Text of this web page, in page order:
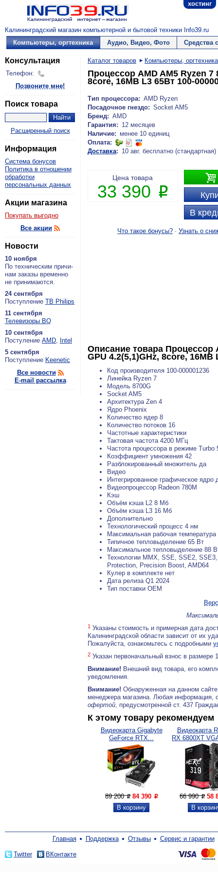
хостинг
Калининградский магазин компьютерной и бытовой техники Info39.ru
Компьютеры, оргтехника
Аудио, Видео, Фото Средства
Консультация
Телефон:
Позвоните мне!
Поиск товара
Расширенный поиск
Информация
Система бонусов
Политика в отношении
обработки
персональных данных
Акции магазина
Покупать выгодно
Все акции
Новости
10 ноября
По тех­ни­че­ским при­чи­
нам за­ка­зы вре­мен­но
не при­ни­ма­ют­ся.
24 сентября
По­ступ­ле­ние ТВ Philips
11 сентября
Теле­ви­зо­ры BQ
10 сентября
По­сту­ле­ние AMD, Intel
5 сентября
По­ступ­ле­ние Keenetic
Все новости
E-mail рассылка
Каталог товаров Компьютеры, оргтехника
Процессор AMD AM5 Ryzen 7
8core, 16MB L3 65Вт 100-
Тип процессора: AMD Ryzen
Посадочное гнездо: Socket AM5
Бренд: AMD
Гарантия: 12 месяцев
Наличие: менее 10 единиц
Оплата:
Доставка: 10 авг. бесплатно (стандартная)

В
Цена товара
33 390 P
Что такое бонусы? · Узнать о
Описание товара Процессор
GPU 4.2(5,1)GHz, 8core, 16MB
Код производителя 100-000001236
Линейка Ryzen 7
Модель 8700G
Socket AM5
Архитектура Zen 4
Ядро Phoenix
Количество ядер 8
Количество потоков 16
Частотные характеристики
Тактовая частота 4200 МГц
Частота процессора в режиме Turbo
Коэффициент умножения 42
Разблокированный множитель да
Видео
Интегрированное графическое ядро
Видеопроцессор Radeon 780M
Кэш
Объём кэша L2 8 Мб
Объём кэша L3 16 Мб
Дополнительно
Технологический процесс 4 нм
Максимальная рабочая температура
Типичное тепловыделение 65 Вт
Максимальное тепловыделение 88
Технологии MMX, SSE, SSE2,
Protection, Precision Boost, AMD64
Кулер в комплекте нет
Дата релиза Q1 2024
Тип поставки OEM
1 Указаны стоимость и примерная дата
Калининградской области зависит от их
Пожалуйста, ознакомьтесь с подробными
2 Указан первоначальный взнос в
Внимание! Внешний вид товара, его
уведомления.
Внимание! Обнаруженная на данном
менеджера магазина. Любая информация,
офертой, предусмотренной ст. 437
К этому товару рекомендуем
Видеокарта Gigabyte
GeForce RTX...
89 200P 84 390 P
Видеокарта
RX 6800XT
66 990P 58
Главная Поддержка Отзывы Сервис и гарантии
Twitter ВКонтакте